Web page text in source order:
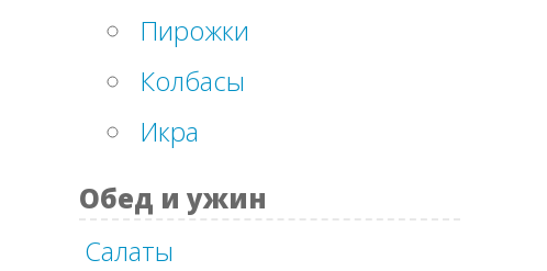
Пирожки
Колбасы
Икра
Обед и ужин
Салаты